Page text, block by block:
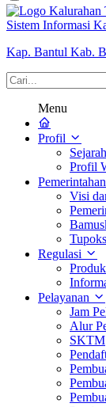
Sistem Informasi
Kap. Bantul Kab.
Menu
Profil
Sejarah
Profil
Pemerintahan
Visi
Regulasi
Pelayanan
Jam
Alur
SKTM